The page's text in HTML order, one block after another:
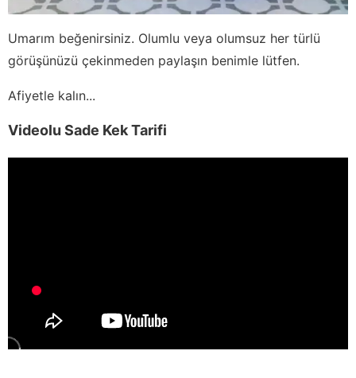
Umarım beğenirsiniz. Olumlu veya olumsuz her türlü
görüşünüzü çekinmeden paylaşın benimle lütfen.
Afiyetle kalın...
Videolu Sade Kek Tarifi